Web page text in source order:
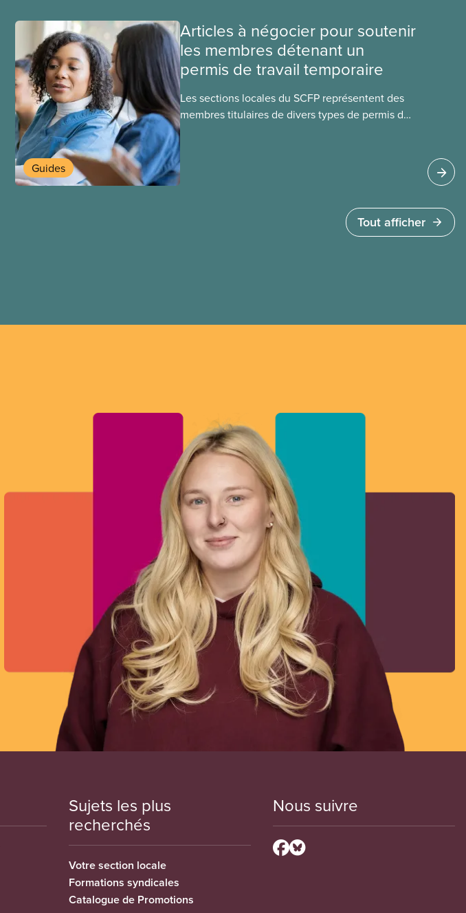
Guides
Articles à négocier pour soutenir
les membres détenant un
permis de travail temporaire
Les sections locales du SCFP représentent des
membres titulaires de divers types de permis de
Tout afficher
Sujets les plus
recherchés
Votre section locale
Formations syndicales
Catalogue de Promotions
Nous suivre